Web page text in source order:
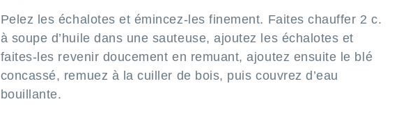
Pelez les échalotes et émincez-les finement. Faites chauffer 2 c.
à soupe d’huile dans une sauteuse, ajoutez les échalotes et
faites-les revenir doucement en remuant, ajoutez ensuite le blé
concassé, remuez à la cuiller de bois, puis couvrez d’eau
bouillante.